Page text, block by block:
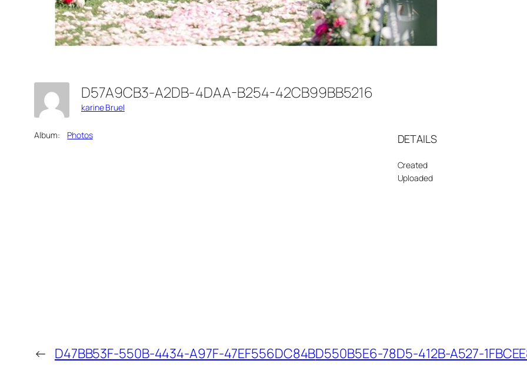
D57A9CB3-A2DB-4DAA-B254-42CB99BB5216
karine Bruel
Album: Photos DETAILS
Created
Uploaded
← D47BB53F-550B-4434-A97F-47EF556DC84BD550B5E6-78D5-412B-A527-